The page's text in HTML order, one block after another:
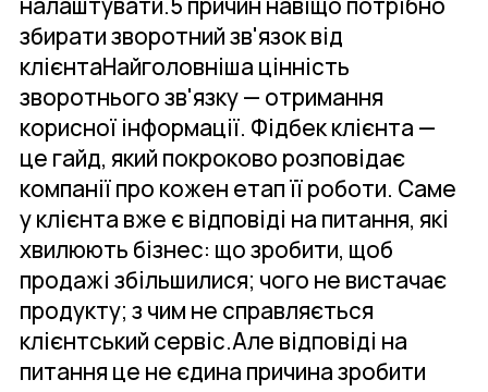
збирати зворотний зв'язок від
клієнтаНайголовніша цінність
зворотнього зв'язку — отримання
корисної інформації. Фідбек клієнта —
це гайд, який покроково розповідає
компанії про кожен етап її роботи. Саме
у клієнта вже є відповіді на питання, які
хвилюють бізнес: що зробити, щоб
продажі збільшилися; чого не вистачає
продукту; з чим не справляється
клієнтський сервіс.Але відповіді на
питання це не єдина причина зробити